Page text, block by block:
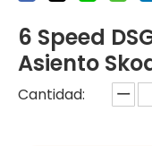
6 Speed
Asiento
Cantidad: